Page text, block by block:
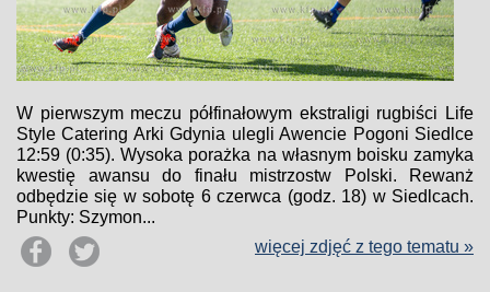
W pierwszym meczu półfinałowym ekstraligi rugbiści Life
Style Catering Arki Gdynia ulegli Awencie Pogoni Siedlce
12:59 (0:35). Wysoka porażka na własnym boisku zamyka
kwestię awansu do finału mistrzostw Polski. Rewanż
odbędzie się w sobotę 6 czerwca (godz. 18) w Siedlcach.
Punkty: Szymon...
więcej zdjęć z tego tematu »